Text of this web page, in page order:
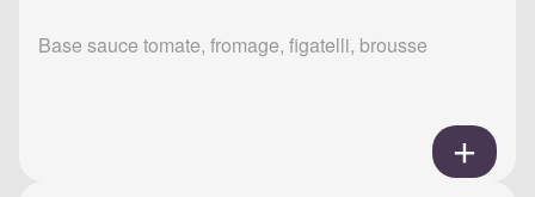
Base sauce tomate, fromage, figatelli, brousse